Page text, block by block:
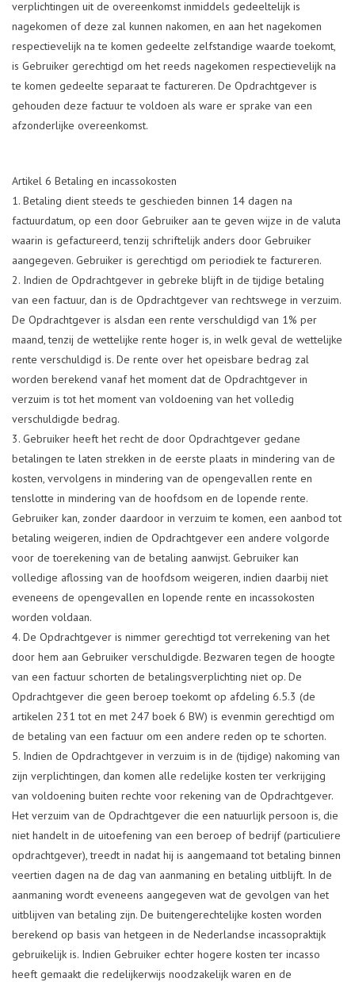
verplichtingen uit de overeenkomst inmiddels gedeeltelijk is
nagekomen of deze zal kunnen nakomen, en aan het nagekomen
respectievelijk na te komen gedeelte zelfstandige waarde toekomt,
is Gebruiker gerechtigd om het reeds nagekomen respectievelijk na
te komen gedeelte separaat te factureren. De Opdrachtgever is
gehouden deze factuur te voldoen als ware er sprake van een
afzonderlijke overeenkomst.
Artikel 6 Betaling en incassokosten
Betaling dient steeds te geschieden binnen 14 dagen na
factuurdatum, op een door Gebruiker aan te geven wijze in de valuta
waarin is gefactureerd, tenzij schriftelijk anders door Gebruiker
aangegeven. Gebruiker is gerechtigd om periodiek te factureren.
Indien de Opdrachtgever in gebreke blijft in de tijdige betaling
van een factuur, dan is de Opdrachtgever van rechtswege in verzuim.
De Opdrachtgever is alsdan een rente verschuldigd van 1% per
maand, tenzij de wettelijke rente hoger is, in welk geval de wettelijke
rente verschuldigd is. De rente over het opeisbare bedrag zal
worden berekend vanaf het moment dat de Opdrachtgever in
verzuim is tot het moment van voldoening van het volledig
verschuldigde bedrag.
Gebruiker heeft het recht de door Opdrachtgever gedane
betalingen te laten strekken in de eerste plaats in mindering van de
kosten, vervolgens in mindering van de opengevallen rente en
tenslotte in mindering van de hoofdsom en de lopende rente.
Gebruiker kan, zonder daardoor in verzuim te komen, een aanbod tot
betaling weigeren, indien de Opdrachtgever een andere volgorde
voor de toerekening van de betaling aanwijst. Gebruiker kan
volledige aflossing van de hoofdsom weigeren, indien daarbij niet
eveneens de opengevallen en lopende rente en incassokosten
worden voldaan.
De Opdrachtgever is nimmer gerechtigd tot verrekening van het
door hem aan Gebruiker verschuldigde. Bezwaren tegen de hoogte
van een factuur schorten de betalingsverplichting niet op. De
Opdrachtgever die geen beroep toekomt op afdeling 6.5.3 (de
artikelen 231 tot en met 247 boek 6 BW) is evenmin gerechtigd om
de betaling van een factuur om een andere reden op te schorten.
Indien de Opdrachtgever in verzuim is in de (tijdige) nakoming van
zijn verplichtingen, dan komen alle redelijke kosten ter verkrijging
van voldoening buiten rechte voor rekening van de Opdrachtgever.
Het verzuim van de Opdrachtgever die een natuurlijk persoon is, die
niet handelt in de uitoefening van een beroep of bedrijf (particuliere
opdrachtgever), treedt in nadat hij is aangemaand tot betaling binnen
veertien dagen na de dag van aanmaning en betaling uitblijft. In de
aanmaning wordt eveneens aangegeven wat de gevolgen van het
uitblijven van betaling zijn. De buitengerechtelijke kosten worden
berekend op basis van hetgeen in de Nederlandse incassopraktijk
gebruikelijk is. Indien Gebruiker echter hogere kosten ter incasso
heeft gemaakt die redelijkerwijs noodzakelijk waren en de